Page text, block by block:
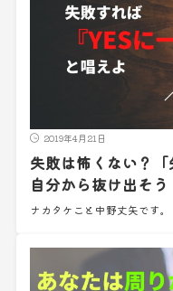
2019年4月21日
失敗は怖くない？
自分から抜け出そう
ナカタケこと中野丈矢です